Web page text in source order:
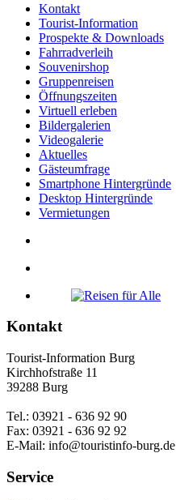
Kontakt
Tourist-Information
Prospekte & Downloads
Fahrradverleih
Souvenirshop
Gruppenreisen
Öffnungszeiten
Virtuell erleben
Bildergalerien
Videogalerie
Aktuelles
Gästeumfrage
Smartphone Hintergründe
Desktop Hintergründe
Vermietungen
Kontakt
Tourist-Information Burg
Kirchhofstraße 11
39288 Burg
Tel.: 03921 - 636 92 90
Fax: 03921 - 636 92 92
E-Mail: info@touristinfo-burg.de
Service